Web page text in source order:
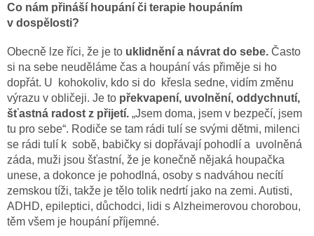
Co nám přináší houpání či terapie houpáním
v dospělosti?
Obecně lze říci, že je to uklidnění a návrat do sebe. Často
si na sebe neuděláme čas a houpání vás přiměje si ho
dopřát. U kohokoliv, kdo si do křesla sedne, vidím změnu
výrazu v obličeji. Je to překvapení, uvolnění, oddychnutí,
šťastná radost z přijetí. „Jsem doma, jsem v bezpečí, jsem
tu pro sebe“. Rodiče se tam rádi tulí se svými dětmi, milenci
se rádi tulí k sobě, babičky si dopřávají pohodlí a uvolněná
záda, muži jsou šťastní, že je konečně nějaká houpačka
unese, a dokonce je pohodlná, osoby s nadváhou necítí
zemskou tíži, takže je tělo tolik nedrtí jako na zemi. Autisti,
ADHD, epileptici, důchodci, lidi s Alzheimerovou chorobou,
těm všem je houpání příjemné.